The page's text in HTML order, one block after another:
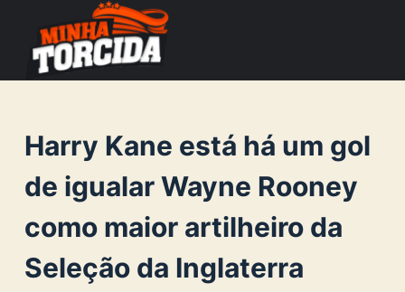
o
n
e
Harry Kane está há um gol
de igualar Wayne Rooney
como maior artilheiro da
Seleção da Inglaterra